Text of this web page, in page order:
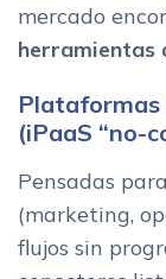
mercado
herramientas
Plataformas
(iPaaS “no-
Pensadas
(marketing,
flujos sin